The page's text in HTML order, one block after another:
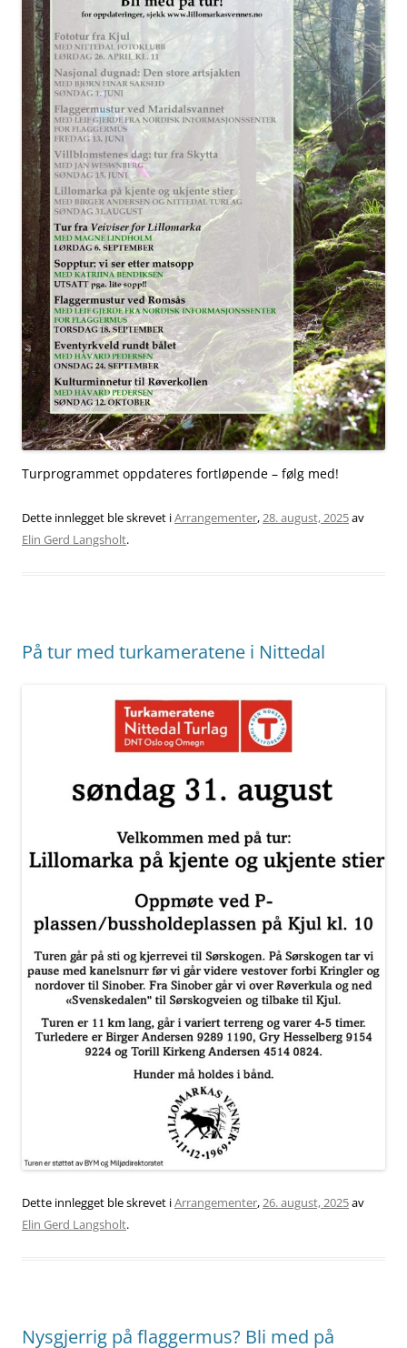
Turprogrammet oppdateres fortløpende – følg med!
Dette innlegget ble skrevet iArrangementer,28. august, 2025av
Elin Gerd Langsholt.
På tur med turkameratene i Nittedal
Dette innlegget ble skrevet iArrangementer,26. august, 2025av
Elin Gerd Langsholt.
Nysgjerrig på flaggermus? Bli med på